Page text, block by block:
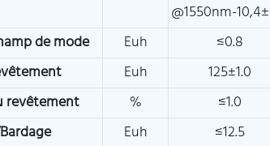
@1550nm-
de mode Euh ≤0.8
Euh 125±1.0
revêtement
% ≤1.0
Euh ≤12.5